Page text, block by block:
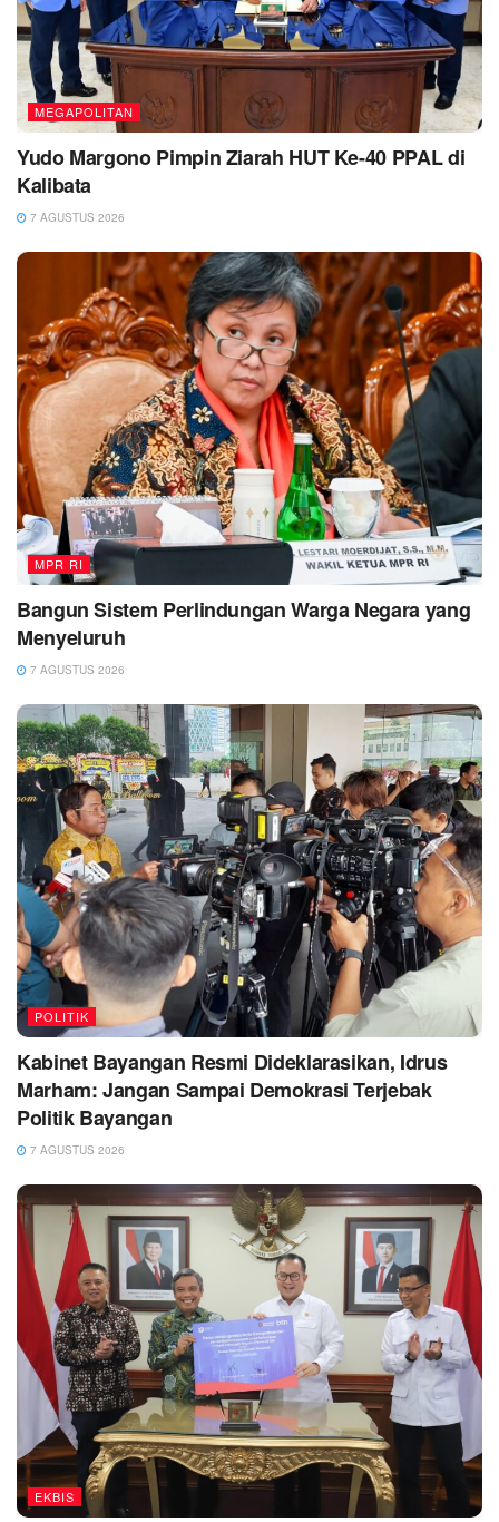
MEGAPOLITAN
Yudo Margono Pimpin Ziarah HUT Ke-40 PPAL di
Kalibata
7 AGUSTUS 2026
MPR RI
Bangun Sistem Perlindungan Warga Negara yang
Menyeluruh
7 AGUSTUS 2026
POLITIK
Kabinet Bayangan Resmi Dideklarasikan, Idrus
Marham: Jangan Sampai Demokrasi Terjebak
Politik Bayangan
7 AGUSTUS 2026
EKBIS